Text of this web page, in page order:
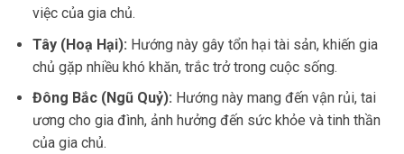
việc của gia chủ.
Tây (Hoạ Hại): Hướng này gây tổn hại tài sản, khiến gia
chủ gặp nhiều khó khăn, trắc trở trong cuộc sống.
Đông Bắc (Ngũ Quỷ): Hướng này mang đến vận rủi, tai
ương cho gia đình, ảnh hưởng đến sức khỏe và tinh thần
của gia chủ.